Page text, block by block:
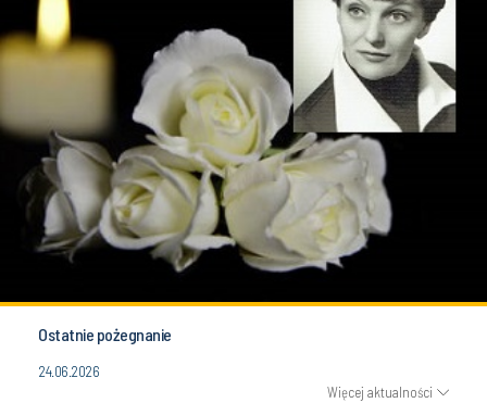
Ostatnie pożegnanie
24.06.2026
Więcej aktualności